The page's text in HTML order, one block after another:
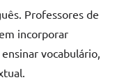
Professores de
incorporar
vocabulário,